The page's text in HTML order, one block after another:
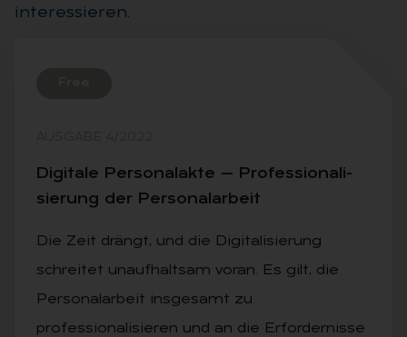
interessieren.
Di­gi­ta­le Per­so­nal­ak­te — Pro­fes­sio­na­li­
sie­rung der Per­so­nal­ar­beit
Die Zeit drängt, und die Digitalisierung
schreitet unaufhaltsam voran. Es gilt, die
Personalarbeit insgesamt zu
professionalisieren und an die Erfordernisse